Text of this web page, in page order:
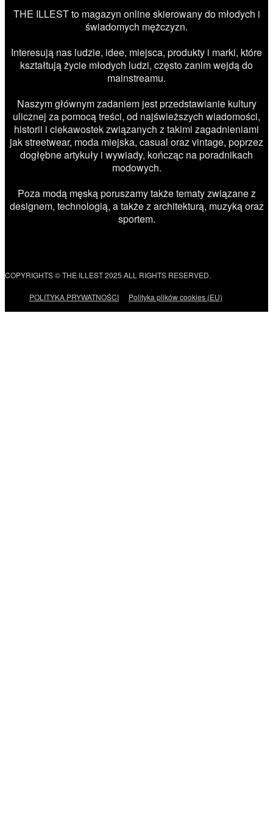
THE ILLEST to magazyn online skierowany do młodych i
świadomych mężczyzn.
Interesują nas ludzie, idee, miejsca, produkty i marki, które
kształtują życie młodych ludzi, często zanim wejdą do
mainstreamu.
Naszym głównym zadaniem jest przedstawianie kultury
ulicznej za pomocą treści, od najświeższych wiadomości,
historii i ciekawostek związanych z takimi zagadnieniami
jak streetwear, moda miejska, casual oraz vintage, poprzez
dogłębne artykuły i wywiady, kończąc na poradnikach
modowych.
Poza modą męską poruszamy także tematy związane z
designem, technologią, a także z architekturą, muzyką oraz
sportem.
COPYRIGHTS © THE ILLEST 2025 ALL RIGHTS RESERVED.
POLITYKA PRYWATNOŚCI Polityka plików cookies (EU)